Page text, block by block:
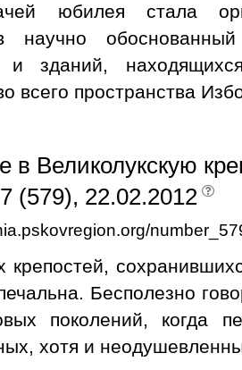
юбилея стала
научно
и зданий,
всего пространства
в Великолукскую
(579), 22.02.2012
крепостей,
Бесполезно
поколений, когда
хотя и